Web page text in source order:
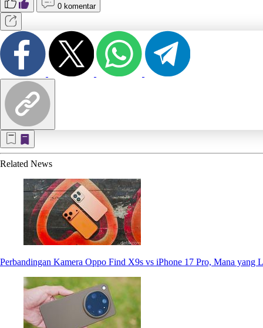
0 komentar
Related News
Perbandingan Kamera Oppo Find X9s vs iPhone 17 Pro, Mana yang